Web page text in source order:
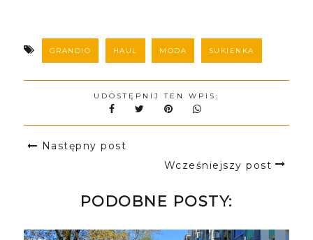
GRANDIO HAUL MODA SUKIENKA
UDOSTĘPNIJ TEN WPIS:
Następny post
Wcześniejszy post
PODOBNE POSTY: